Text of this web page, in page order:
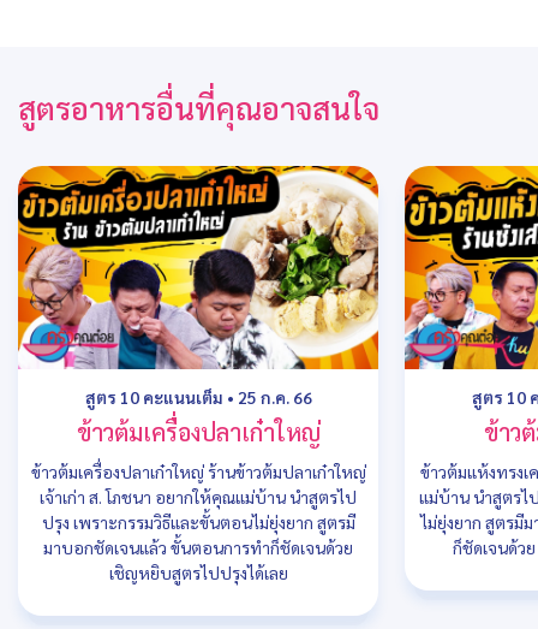
สูตรอาหารอื่นที่คุณอาจสนใจ
สูตร 10 คะแนนเต็ม • 25 ก.ค. 66
ข้าวต้มเครื่องปลาเก๋าใหญ่
ข้าวต้มเครื่องปลาเก๋าใหญ่ ร้านข้าวต้มปลาเก๋าใหญ่
เจ้าเก่า ส. โภชนา อยากให้คุณแม่บ้าน นำสูตรไป
ปรุง เพราะกรรมวิธีและขั้นตอนไม่ยุ่งยาก สูตรมี
มาบอกชัดเจนแล้ว ขั้นตอนการทำก็ชัดเจนด้วย
เชิญหยิบสูตรไปปรุงได้เลย
สูตร 10
ข้าว
ข้าวต้มแห้งทรงเ
แม่บ้าน นำสูตรไ
ไม่ยุ่งยาก สูตรมี
ก็ชัดเจนด้ว